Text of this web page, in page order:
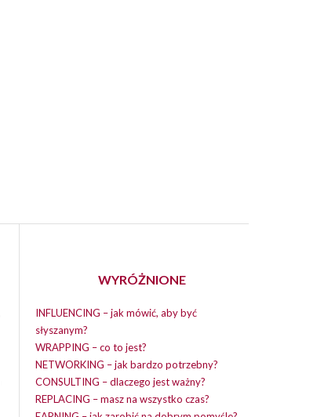
WYRÓŻNIONE
INFLUENCING – jak mówić, aby być
słyszanym?
WRAPPING – co to jest?
NETWORKING – jak bardzo potrzebny?
CONSULTING – dlaczego jest ważny?
REPLACING – masz na wszystko czas?